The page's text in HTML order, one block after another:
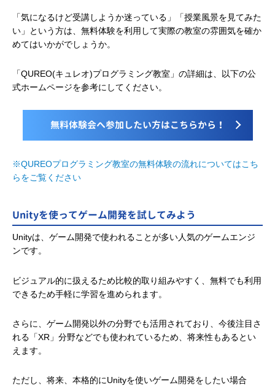
「気になるけど受講しようか迷っている」「授業風景を見てみた
い」という方は、無料体験を利用して実際の教室の雰囲気を確か
めてはいかがでしょうか。
「QUREO(キュレオ)プログラミング教室」の詳細は、以下の公
式ホームページを参考にしてください。
無料体験会へ参加したい方はこちらから！
※QUREOプログラミング教室の無料体験の流れについてはこち
らをご覧ください
Unityを使ってゲーム開発を試してみよう
Unityは、ゲーム開発で使われることが多い人気のゲームエンジ
ンです。
ビジュアル的に扱えるため比較的取り組みやすく、無料でも利用
できるため手軽に学習を進められます。
さらに、ゲーム開発以外の分野でも活用されており、今後注目さ
れる「XR」分野などでも使われているため、将来性もあるとい
えます。
ただし、将来、本格的にUnityを使いゲーム開発をしたい場合